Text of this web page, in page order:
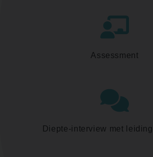
Assessment
Diepte-interview met